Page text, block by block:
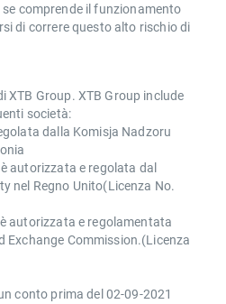
comprende il funzionamento
di correre questo alto rischio di
XTB Group. XTB Group include
società:
dalla Komisja Nadzoru
autorizzata e regolata dal
nel Regno Unito(Licenza No.
autorizzata e regolamentata
Exchange Commission.(Licenza
conto prima del 02-09-2021